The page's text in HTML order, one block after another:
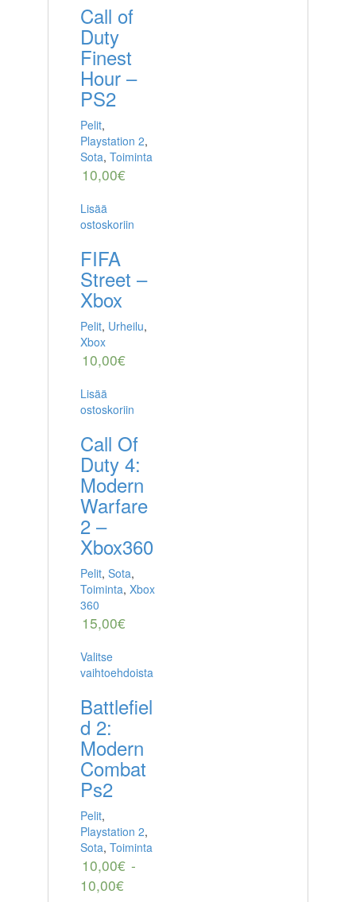
Call of
Duty
Finest
Hour –
PS2
Pelit,
Playstation 2,
Sota, Toiminta
10,00€
Lisää
ostoskoriin
FIFA
Street –
Xbox
Pelit, Urheilu,
Xbox
10,00€
Lisää
ostoskoriin
Call Of
Duty 4:
Modern
Warfare
2 –
Xbox360
Pelit, Sota,
Toiminta, Xbox
360
15,00€
Valitse
vaihtoehdoista
Battlefiel
d 2:
Modern
Combat
Ps2
Pelit,
Playstation 2,
Sota, Toiminta
10,00€ -
10,00€